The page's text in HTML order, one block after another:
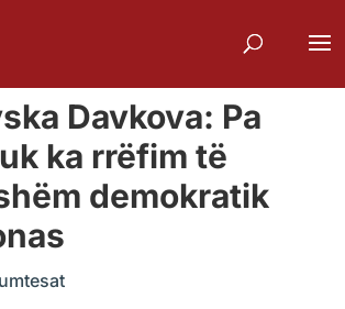
Davkova: Pa
ka rrëfim të
demokratik